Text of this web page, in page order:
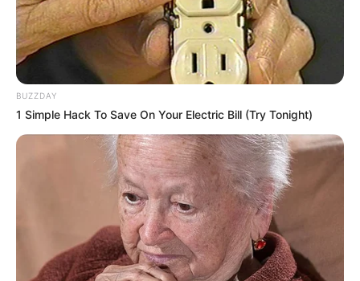
BUZZDAY
1 Simple Hack To Save On Your Electric Bill (Try Tonight)